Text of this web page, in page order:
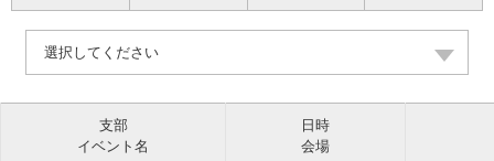
選択してください
支部
イベント名
日時
会場